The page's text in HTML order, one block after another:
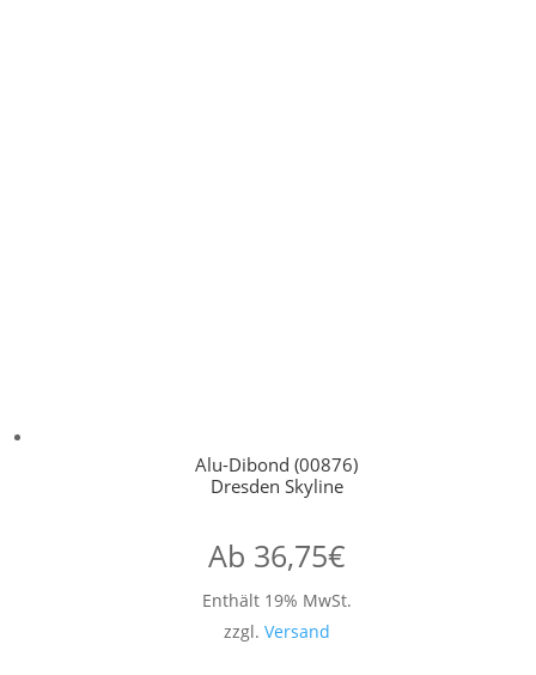
Alu-Dibond (00876)
Dresden Skyline
Ab 36,75€
Enthält 19% MwSt.
zzgl. Versand